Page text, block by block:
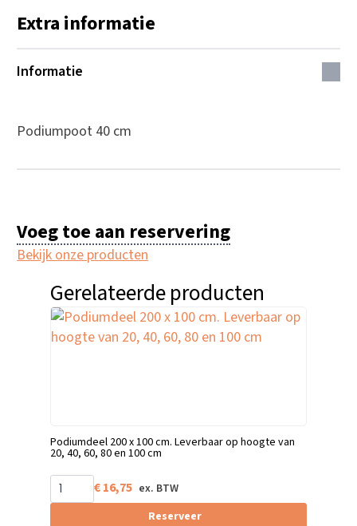
Extra informatie
Informatie
Podiumpoot 40 cm
Voeg toe aan reservering
Bekijk onze producten
Gerelateerde producten
Podiumdeel 200 x 100 cm. Leverbaar op hoogte van
20, 40, 60, 80 en 100 cm
€16,75
Reserveer